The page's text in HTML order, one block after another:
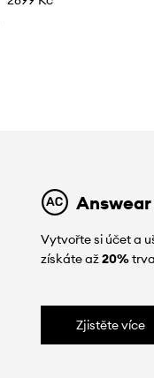
Vytvořte si účet a
získáte až20%
Zjistěte více